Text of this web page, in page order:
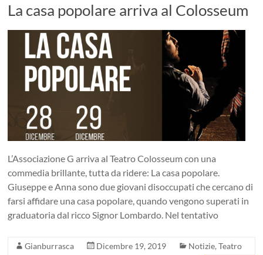
La casa popolare arriva al Colosseum
L’Associazione G arriva al Teatro Colosseum con una
commedia brillante, tutta da ridere: La casa popolare.
Giuseppe e Anna sono due giovani disoccupati che cercano di
farsi affidare una casa popolare, quando vengono superati in
graduatoria dal ricco Signor Lombardo. Nel tentativo
Gianburrasca Dicembre 19, 2019 Notizie,Teatro